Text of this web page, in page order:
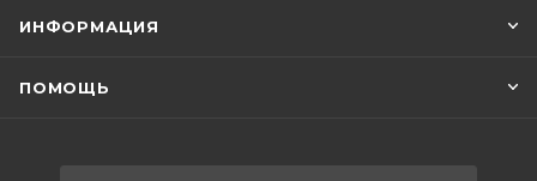
ИНФОРМАЦИЯ
ПОМОЩЬ